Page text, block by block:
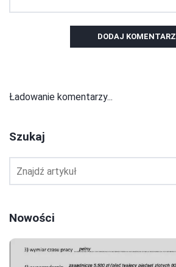
DODAJ KOMENTARZ
Ładowanie komentarzy...
Szukaj
Nowości